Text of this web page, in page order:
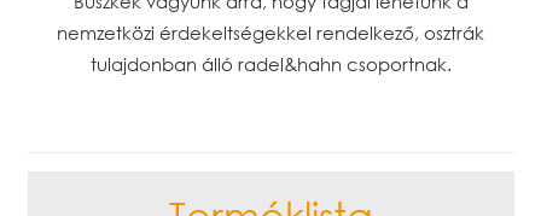
nemzetközi érdekeltségekkel rendelkező, osztrák
tulajdonban álló radel&hahn csoportnak.